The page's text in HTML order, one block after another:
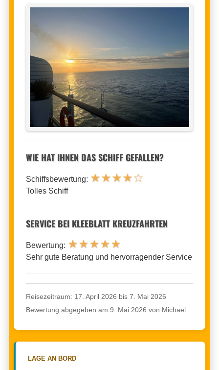
WIE HAT IHNEN DAS SCHIFF GEFALLEN?
Schiffsbewertung: ★★★★☆
Tolles Schiff
SERVICE BEI KLEEBLATT KREUZFAHRTEN
Bewertung: ★★★★★
Sehr gute Beratung und hervorragender Service
Reisezeitraum: 17. April 2026 bis 7. Mai 2026
Bewertung abgegeben am 9. Mai 2026 von Michael
LAGE AN BORD